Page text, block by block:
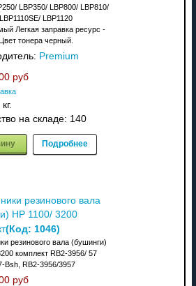
LBP350/ LBP800/ LBP810/
LBP1120
Легкая заправка ресурс -
тонера черный.
Premium
руб
на складе: 140
Подробнее
резинового вала
HP 1100/ 3200
(Код: 1046)
резинового вала (бушинги)
комплект RB2-3956/ 57
Bsh, RB2-3956/3957
руб